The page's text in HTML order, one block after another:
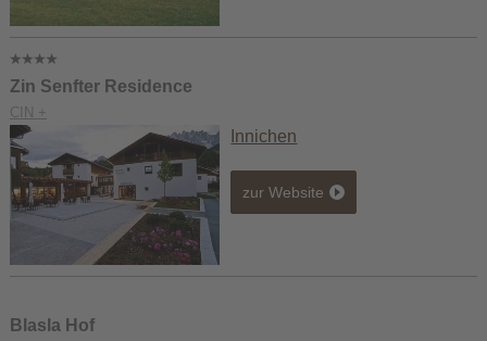
Zin Senfter Residence
CIN +
Innichen
zur Website
Blasla Hof